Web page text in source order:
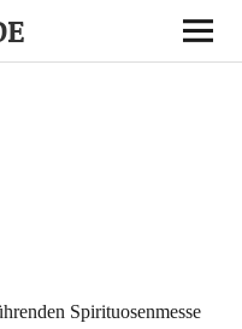
Spi­ri­tuo­sen­mes­se